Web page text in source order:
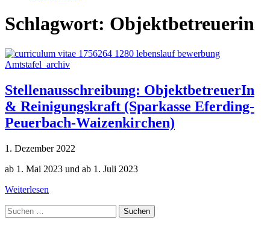
Schlagwort: Objektbetreuerin
Amtstafel_archiv
Stellenausschreibung: ObjektbetreuerIn
& Reinigungskraft (Sparkasse Eferding-
Peuerbach-Waizenkirchen)
1. Dezember 2022
ab 1. Mai 2023 und ab 1. Juli 2023
Weiterlesen
Suche
nach: